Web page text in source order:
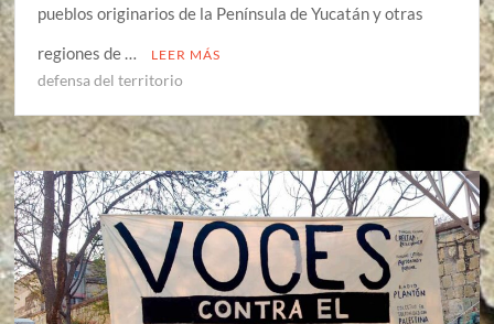
pueblos originarios de la Península de Yucatán y otras
regiones de …
LEER MÁS
defensa del territorio